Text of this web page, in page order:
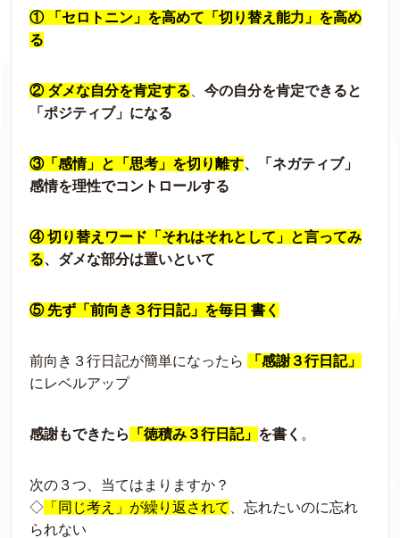
① 「セロトニン」を高めて「切り替え能力」を高め
る
② ダメな自分を肯定する
今の自分を肯定できると
「ポジティブ」になる
③「感情」と「思考」を切り離す、「ネガティブ」
感情を理性でコントロールする
④ 切り替えワード「それはそれとして」と言ってみ
る、ダメな部分は置いといて
⑤ 先ず「前向き３行日記」を毎日 書く
前向き３行日記が簡単になったら
「感謝３行日記」
にレベルアップ
感謝もできたら 「徳積み３行日記」 を書く 。
次の３つ、当てはまりますか？
◇ 「同じ考え」が繰り返されて
、忘れたいのに忘れ
られない